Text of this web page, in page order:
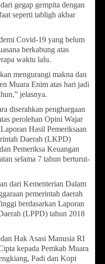
gegap gempita dengan
seperti tabligh akbar
Covid-19 yang belum
berkabung atas
waktu lalu.
mengurangi makna dan
Muara Enim atas hari jadi
jelasnya.
diserahkan penghargaan
perolehan Opini Wajar
Hasil Pemeriksaan
Daerah (LKPD)
Pemeriksa Keuangan
selama 7 tahun berturut-
dari Kementerian Dalam
pemerintah daerah
berdasarkan Laporan
(LPPD) tahun 2018
Hak Asasi Manusia RI
kepada Pemkab Muara
Padi dan Kopi